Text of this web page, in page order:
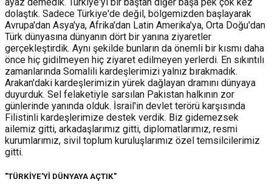
ayaz demedik. Türkiye'yi bir baştan diğer başa pek çok kez
dolaştık. Sadece Türkiye'de değil, bölgemizden başlayarak
Avrupa'dan Asya'ya, Afrika'dan Latin Amerika'ya, Orta Doğu'dan
Türk dünyasına dünyanın dört bir yanına ziyaretler
gerçekleştirdik. Aynı şekilde bunların da önemli bir kısmı daha
önce hiç gidilmeyen hiç ziyaret edilmeyen yerlerdi. En sıkıntılı
zamanlarında Somalili kardeşlerimizi yalnız bırakmadık.
Arakan'daki kardeşlerimizin yürek dağlayan dramını dünyaya
duyurduk. Sel felaketiyle sarsılan Pakistan halkının zor
günlerinde yanında olduk. İsrail'in devlet terörü karşısında
Filistinli kardeşlerimize destek verdik. Biz gidemezsek
ailemiz gitti, arkadaşlarımız gitti, diplomatlarımız, resmi
kurumlarımız, sivil toplum kuruluşlarımız özel temsilcilerimiz
gitti.
"TÜRKİYE'Yİ DÜNYAYA AÇTIK"